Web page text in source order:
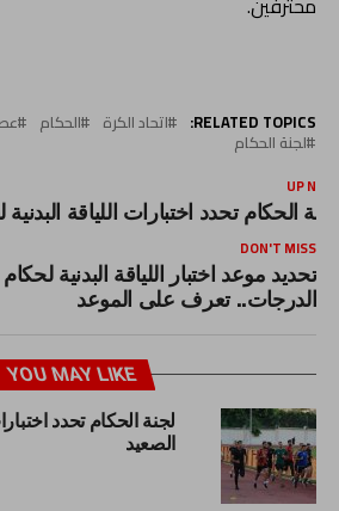
RELATED TOPICS: اتحاد الكرة الحكام
لجنة الحكام
UP
الحكام تحدد اختبارات اللياقة
DON'T MISS
تحديد موعد اختبار اللياقة البدنية
الدرجات.. تعرف على الموعد
YOU MAY LIKE
لجنة الحكام تحدد
الصعيد